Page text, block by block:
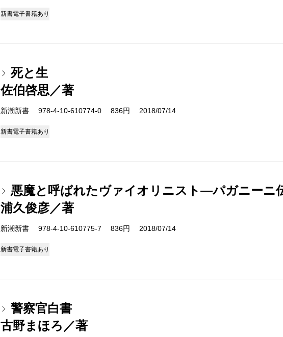
新書電子書籍あり
死と生
佐伯啓思／著
新潮新書 978-4-10-610774-0 836円 2018/07/14
新書電子書籍あり
悪魔と呼ばれたヴァイオリニスト―パガニーニ
浦久俊彦／著
新潮新書 978-4-10-610775-7 836円 2018/07/14
新書電子書籍あり
警察官白書
古野まほろ／著